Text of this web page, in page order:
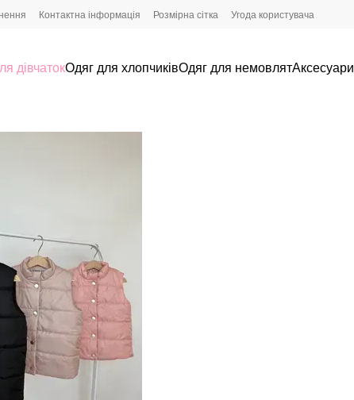
Контактна інформація Розмірна сітка
Угода користувача
дівчатокОдяг для хлопчиківОдяг для немовлятАксесуари